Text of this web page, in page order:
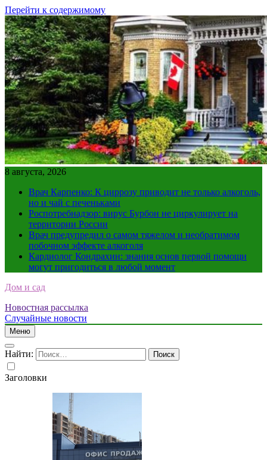
Перейти к содержимому
8 августа, 2026
Врач Карпенко: К циррозу приводит не только алкоголь,
но и чай с печеньками
Роспотребнадзор: вирус Бурбон не циркулирует на
территории России
Врач предупредил о самом тяжелом и необратимом
побочном эффекте алкоголя
Кардиолог Кондрахин: знания основ первой помощи
могут пригодиться в любой момент
Дом и сад
Новостная рассылка
Случайные новости
Меню
Найти:
Заголовки